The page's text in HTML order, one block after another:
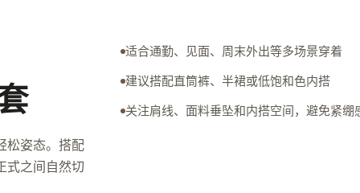
松姿态。搭配
式之间自然切
适合通勤、见面、周末外出等多场景穿着
建议搭配直筒裤、半裙或低饱和色内搭
关注肩线、面料垂坠和内搭空间，避免紧绷